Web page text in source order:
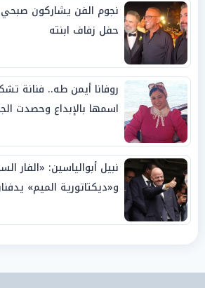
نجوم الفن يشاركون
حفل زفاف ابنته
روفانا أيمن طه.. فنانة
اسمها بالإبداع وحصدت
نبيل أبوالياسين: «الفار
و«ديكتاتورية الميم»